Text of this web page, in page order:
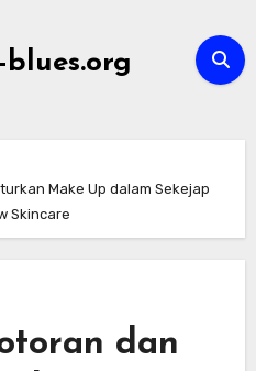
Make Up dalam Sekejap
Skincare
dan